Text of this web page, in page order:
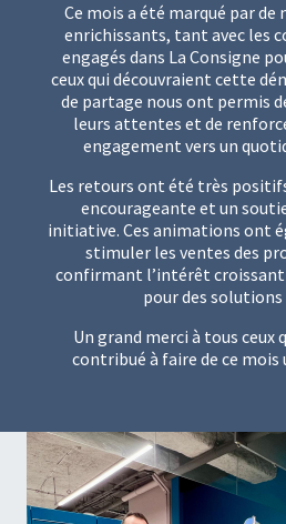
Ce mois a été marqué par de
enrichissants, tant avec les
engagés dans La Consigne
ceux qui découvraient cette
de partage nous ont permis
leurs attentes et de
engagement vers un
Les retours ont été très
encourageante et un
initiative. Ces animations ont
stimuler les ventes des
confirmant l’intérêt
pour des solutions
Un grand merci à tous
contribué à faire de ce mois